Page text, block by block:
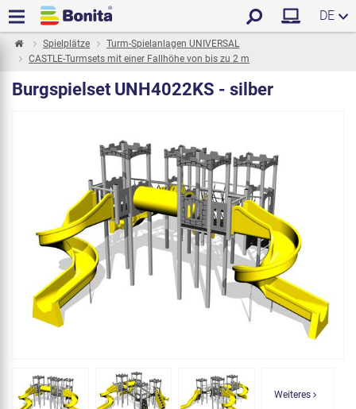
DE
Spielplätze
Turm-Spielanlagen UNIVERSAL
CASTLE-Turmsets mit einer Fallhöhe von bis zu 2 m
Burgspielset UNH4022KS - silber
Weiteres